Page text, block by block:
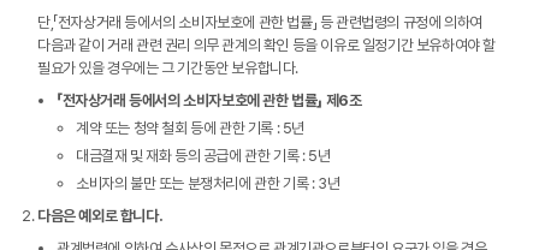
단,「전자상거래 등에서의 소비자보호에 관한 법률」 등 관련법령의 규정에 의하여
다음과 같이 거래 관련 권리 의무 관계의 확인 등을 이유로 일정기간 보유하여야 할
필요가 있을 경우에는 그 기간동안 보유합니다.
「전자상거래 등에서의 소비자보호에 관한 법률」 제6조
계약 또는 청약 철회 등에 관한 기록 : 5년
대금결재 및 재화 등의 공급에 관한 기록 : 5년
소비자의 불만 또는 분쟁처리에 관한 기록 : 3년
다음은 예외로 합니다.